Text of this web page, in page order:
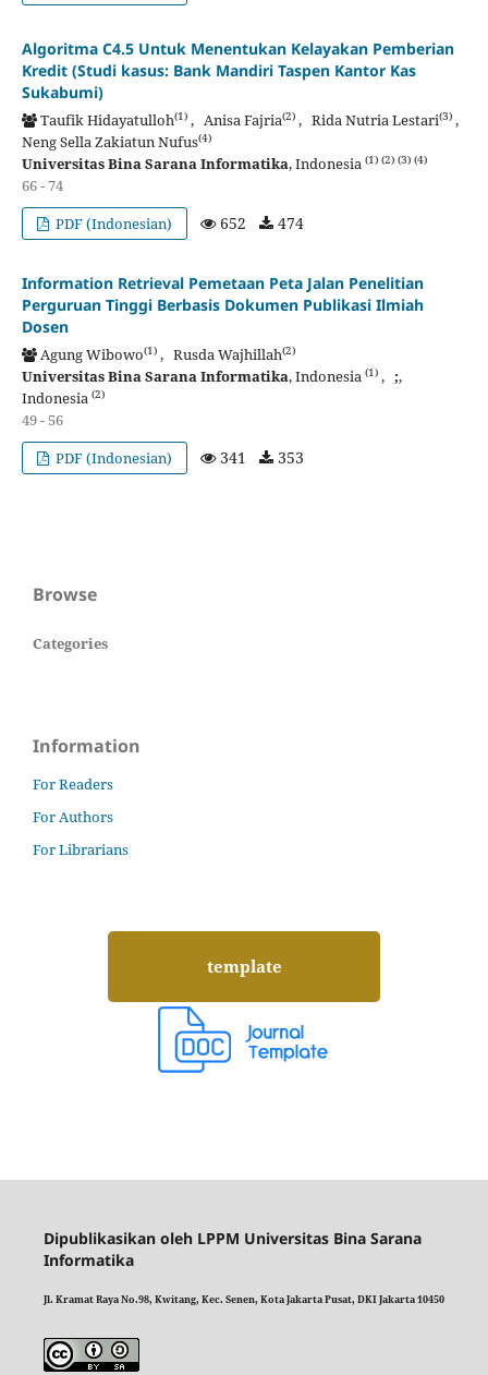
Algoritma C4.5 Untuk Menentukan Kelayakan Pemberian
Kredit (Studi kasus: Bank Mandiri Taspen Kantor Kas
Sukabumi)
Taufik Hidayatulloh(1), Anisa Fajria(2), Rida Nutria Lestari(3),
Neng Sella Zakiatun Nufus(4)
Universitas Bina Sarana Informatika, Indonesia (1) (2) (3) (4)
66 - 74
PDF (Indonesian)
652 474
Information Retrieval Pemetaan Peta Jalan Penelitian
Perguruan Tinggi Berbasis Dokumen Publikasi Ilmiah
Dosen
Agung Wibowo(1), Rusda Wajhillah(2)
Universitas Bina Sarana Informatika, Indonesia (1), ;,
Indonesia (2)
49 - 56
PDF (Indonesian)
341 353
Browse
Categories
Information
For Readers
For Authors
For Librarians
template
Dipublikasikan oleh LPPM Universitas Bina Sarana
Informatika
Jl. Kramat Raya No.98, Kwitang, Kec. Senen, Kota Jakarta Pusat, DKI Jakarta 10450